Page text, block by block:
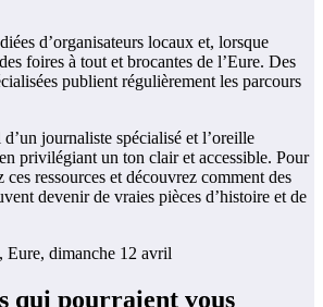
d’organisateurs locaux et, lorsque
foires à tout et brocantes de l’Eure. Des
publient régulièrement les parcours
journaliste spécialisé et l’oreille
privilégiant un ton clair et accessible. Pour
ressources et découvrez comment des
devenir de vraies pièces d’histoire et de
Eure, dimanche 12 avril
qui pourraient vous